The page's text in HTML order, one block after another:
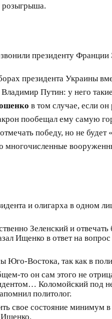
розыгрыша.
президенту Франции
президента Украины
Путин: у него
в том случае, если
пообещал ему самую
победу, но не
и олигарха в одном
Зеленский и
в ответ на вопрос
Юго-Востока, так как в
то он сам этого не
Коломойский под
политолог.
свое состояние
Ищенко.